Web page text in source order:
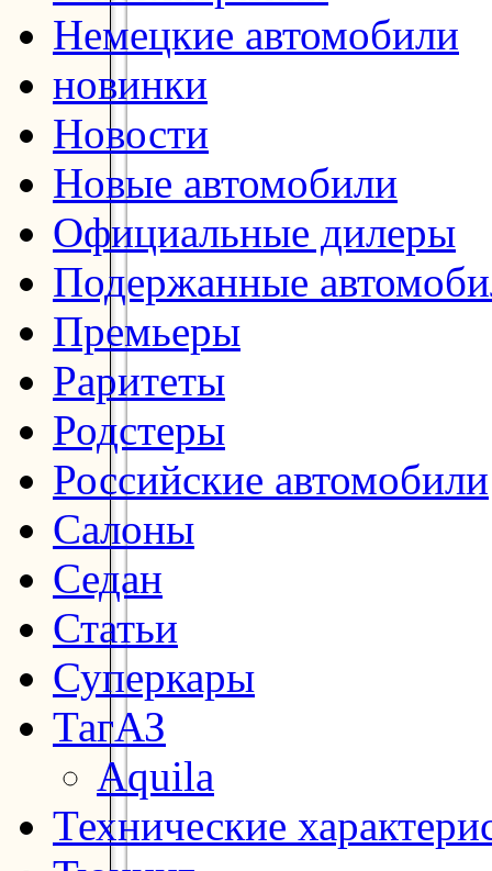
Немецкие автомобили
новинки
Новости
Новые автомобили
Официальные дилеры
Подержанные
Премьеры
Раритеты
Родстеры
Российские автомобили
Салоны
Седан
Статьи
Суперкары
ТагАЗ
Aquila
Технические